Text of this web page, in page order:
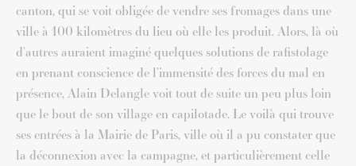
canton, qui se voit obligée de vendre ses fromages dans une
ville à 100 kilomètres du lieu où elle les produit. Alors, là où
d’autres auraient imaginé quelques solutions de rafistolage
en prenant conscience de l’immensité des forces du mal en
présence, Alain Delangle voit tout de suite un peu plus loin
que le bout de son village en capilotade. Le voilà qui trouve
ses entrées à la Mairie de Paris, ville où il a pu constater que
la déconnexion avec la campagne, et particulièrement celle